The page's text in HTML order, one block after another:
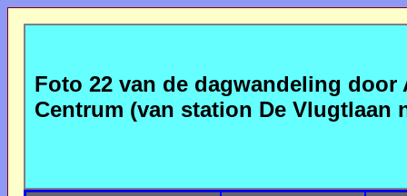
Foto 22 van de dagwandeling door
Centrum (van station De Vlugtlaan